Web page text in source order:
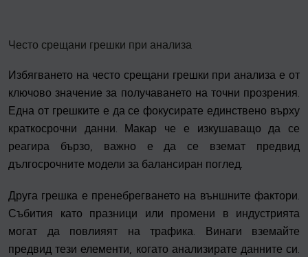
Често срещани грешки при анализа
Избягването на често срещани грешки при анализа е от
ключово значение за получаването на точни прозрения.
Една от грешките е да се фокусирате единствено върху
краткосрочни данни. Макар че е изкушаващо да се
реагира бързо, важно е да се вземат предвид
дългосрочните модели за балансиран поглед.
Друга грешка е пренебрегването на външните фактори.
Събития като празници или промени в индустрията
могат да повлияят на трафика. Винаги вземайте
предвид тези елементи, когато анализирате данните си.